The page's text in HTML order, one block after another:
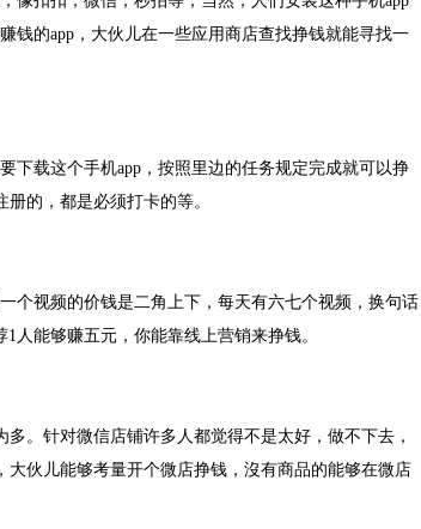
钱的app，大伙儿在一些应用商店查找挣钱就能寻找一
下载这个手机app，按照里边的任务规定完成就可以挣
的，都是必须打卡的等。
个视频的价钱是二角上下，每天有六七个视频，换句话
人能够赚五元，你能靠线上营销来挣钱。
。针对微信店铺许多人都觉得不是太好，做不下去，
伙儿能够考量开个微店挣钱，沒有商品的能够在微店